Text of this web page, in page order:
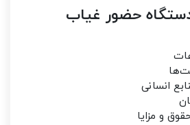
حضور غیاب
انسانی
و مزایا